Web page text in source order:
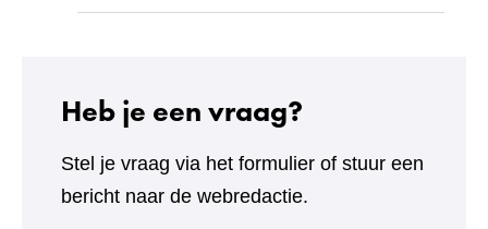
Heb je een vraag?
Stel je vraag via het formulier of stuur een
bericht naar de webredactie.